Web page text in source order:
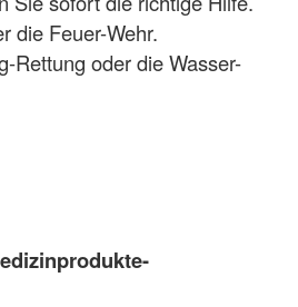
die Feuer-Wehr.
Rettung oder die Wasser-